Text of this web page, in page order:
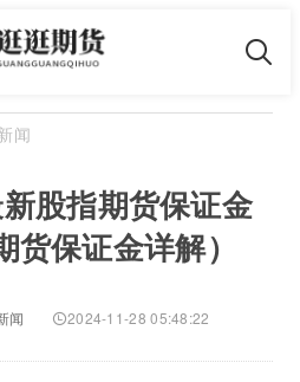
闻
股指期货保证金
货保证金详解）
闻 2024-11-28 05:48:22